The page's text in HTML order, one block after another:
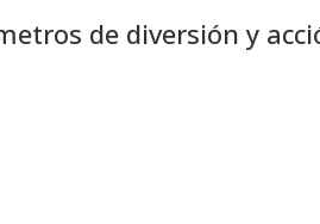
de diversión y